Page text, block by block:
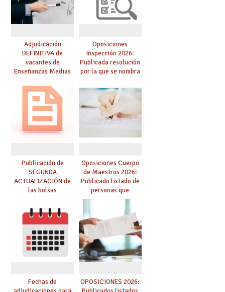
Adjudicación
DEFINITIVA de
vacantes de
Enseñanzas Medias
Oposiciones
Inspección 2026:
Publicada resolución
por la que se nombra
prácticas, se regulan
dichas prácticas y se
convoca acto público
de adjudicación
Publicación de
SEGUNDA
ACTUALIZACIÓN de
las bolsas
Cuerpo de Maestros
de especialidades
convocadas a
oposición
Oposiciones Cuerpo
de Maestros 2026:
Publicado listado de
personas que
adquieren nueva
especialidad
Fechas de
OPOSICIONES 2026: